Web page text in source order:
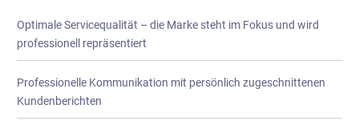
Optimale Servicequalität – die Marke steht im Fokus und wird
professionell repräsentiert
Professionelle Kommunikation mit persönlich zugeschnittenen
Kundenberichten